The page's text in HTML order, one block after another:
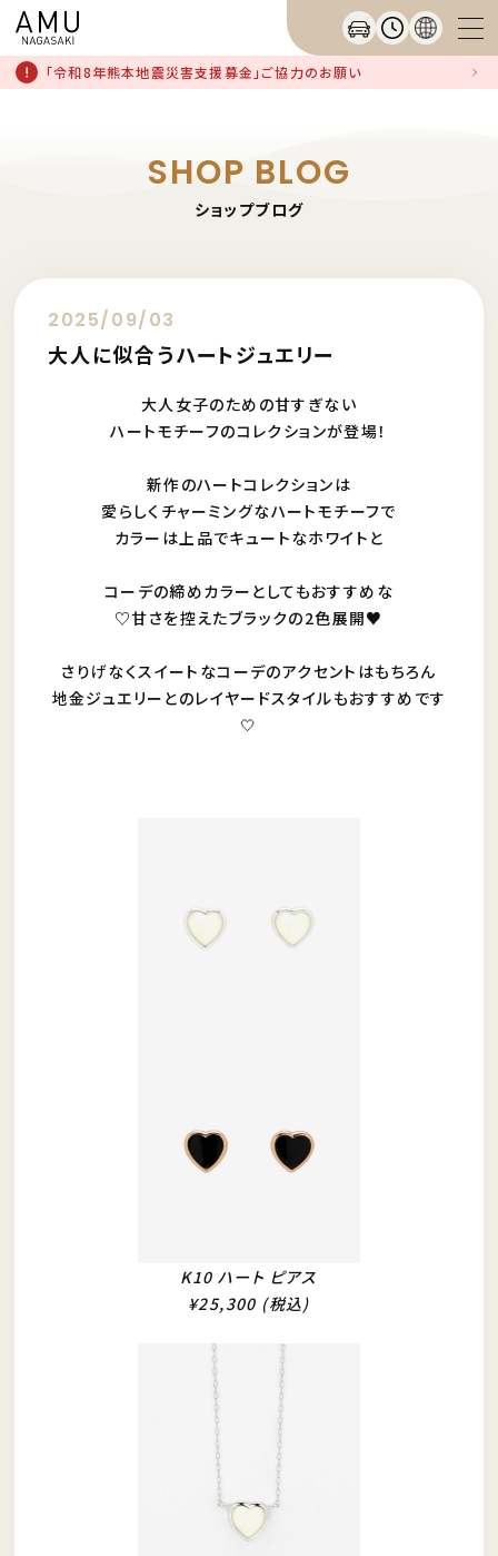
「令和8年熊本地震災害支援募金」ご協力のお願い
SHOP BLOG
ショップブログ
2025/09/03
大人に似合うハートジュエリー
大人女子のための甘すぎない
ハートモチーフのコレクションが登場！
新作のハートコレクションは
愛らしくチャーミングなハートモチーフで
カラーは上品でキュートなホワイトと
コーデの締めカラーとしてもおすすめな
♡甘さを控えたブラックの2色展開♥
さりげなくスイートなコーデのアクセントはもちろん
地金ジュエリーとのレイヤードスタイルもおすすめです
🤍
K10 ハート ピアス
¥25,300 (税込)